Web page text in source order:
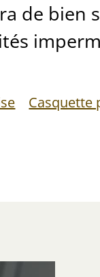
de bien
Casquette